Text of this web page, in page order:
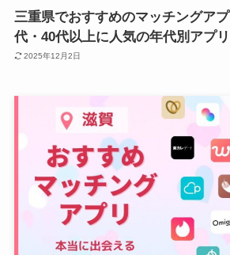
三重県でおすすめのマッチングア
代・40代以上に人気の年代別アプリ
2025年12月2日